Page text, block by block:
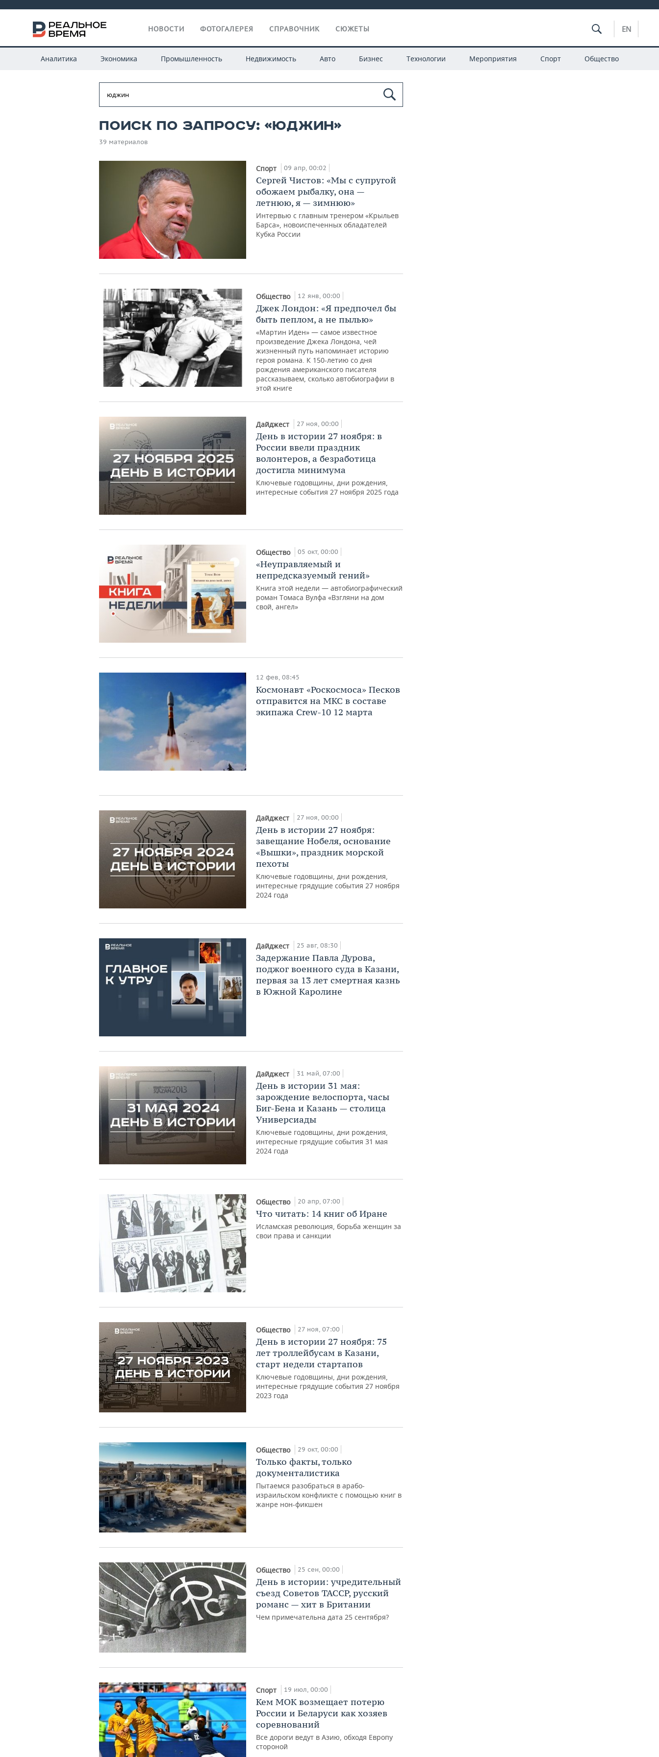
НОВОСТИ ФОТОГАЛЕРЕЯ СПРАВОЧНИК СЮЖЕТЫ EN
Аналитика Экономика Промышленность Недвижимость Авто Бизнес Технологии Мероприятия Спорт Общество
Поиск по запросу: «юджин»
39 материалов
Спорт 09 апр, 00:02
Сергей Чистов: «Мы с супругой
обожаем рыбалку, она —
летнюю, я — зимнюю»
Интервью с главным тренером «Крыльев
Барса», новоиспеченных обладателей
Кубка России
Общество 12 янв, 00:00
Джек Лондон: «Я предпочел бы
быть пеплом, а не пылью»
«Мартин Иден» — самое известное
произведение Джека Лондона, чей
жизненный путь напоминает историю
героя романа. К 150-летию со дня
рождения американского писателя
рассказываем, сколько автобиографии в
этой книге
Дайджест 27 ноя, 00:00
День в истории 27 ноября: в
России ввели праздник
волонтеров, а безработица
достигла минимума
Ключевые годовщины, дни рождения,
интересные события 27 ноября 2025 года
Общество 05 окт, 00:00
«Неуправляемый и
непредсказуемый гений»
Книга этой недели — автобиографический
роман Томаса Вулфа «Взгляни на дом
свой, ангел»
12 фев, 08:45
Космонавт «Роскосмоса» Песков
отправится на МКС в составе
экипажа Crew-10 12 марта
Дайджест 27 ноя, 00:00
День в истории 27 ноября:
завещание Нобеля, основание
«Вышки», праздник морской
пехоты
Ключевые годовщины, дни рождения,
интересные грядущие события 27 ноября
2024 года
Дайджест 25 авг, 08:30
Задержание Павла Дурова,
поджог военного суда в Казани,
первая за 13 лет смертная казнь
в Южной Каролине
Дайджест 31 май, 07:00
День в истории 31 мая:
зарождение велоспорта, часы
Биг-Бена и Казань — столица
Универсиады
Ключевые годовщины, дни рождения,
интересные грядущие события 31 мая
2024 года
Общество 20 апр, 07:00
Что читать: 14 книг об Иране
Исламская революция, борьба женщин за
свои права и санкции
Общество 27 ноя, 07:00
День в истории 27 ноября: 75
лет троллейбусам в Казани,
старт недели стартапов
Ключевые годовщины, дни рождения,
интересные грядущие события 27 ноября
2023 года
Общество 29 окт, 00:00
Только факты, только
документалистика
Пытаемся разобраться в арабо-
израильском конфликте с помощью книг в
жанре нон-фикшен
Общество 25 сен, 00:00
День в истории: учредительный
съезд Советов ТАССР, русский
романс — хит в Британии
Чем примечательна дата 25 сентября?
Спорт 19 июл, 00:00
Кем МОК возмещает потерю
России и Беларуси как хозяев
соревнований
Все дороги ведут в Азию, обходя Европу
стороной